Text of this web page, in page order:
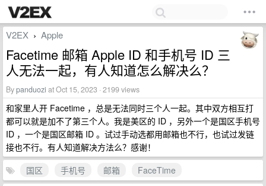
V2EX › Apple
Facetime 邮箱 Apple ID 和手机号 ID 三
人无法一起，有人知道怎么解决么？
Bypanduozi at Oct 15, 2023 · 2199 views
和家里人开 Facetime ，总是无法同时三个人一起。其中双方相互打
都可以就是加不了第三个人。我是美区的 ID ，另外一个是国区手机号
ID ，一个是国区邮箱 ID 。试过手动选都用邮箱也不行，也试过发链
接也不行。有人知道解决方法么？感谢！
国区
手机号 邮箱
FaceTime